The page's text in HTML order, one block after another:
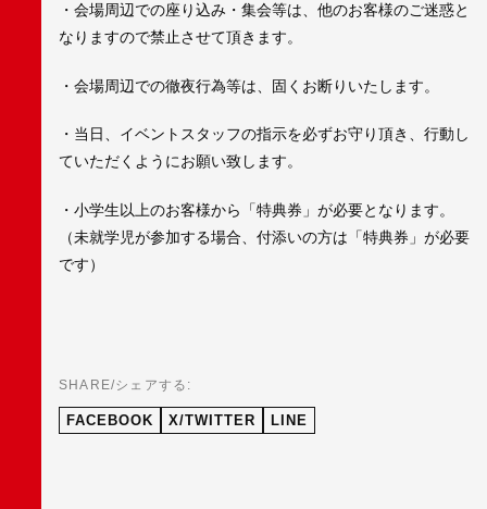
・会場周辺での座り込み・集会等は、他のお客様のご迷惑と
なりますので禁止させて頂きます。
・会場周辺での徹夜行為等は、固くお断りいたします。
・当日、イベントスタッフの指示を必ずお守り頂き、行動し
ていただくようにお願い致します。
・小学生以上のお客様から「特典券」が必要となります。
（未就学児が参加する場合、付添いの方は「特典券」が必要
です）
SHARE/シェアする:
FACEBOOK X/TWITTER LINE